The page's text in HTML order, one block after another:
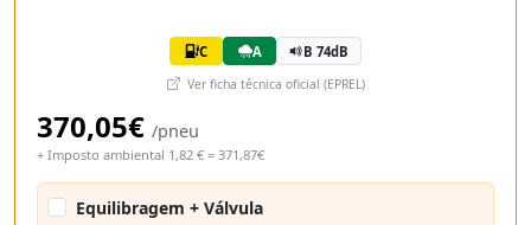
C A B 74dB
Ver ficha técnica oficial (EPREL)
370,05€ /pneu
+ Imposto ambiental 1,82 € = 371,87€
Equilibragem + Válvula